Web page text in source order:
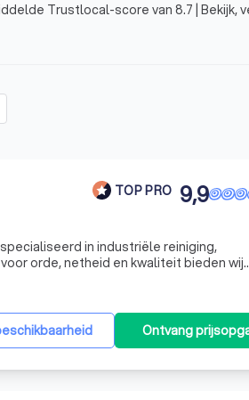
Trustlocal-score van 8.7 | Bekijk,
TOP PRO 9,9
in industriële reiniging,
orde, netheid en kwaliteit bieden wij
in de voedingsindustrie, horeca,
Ontvang